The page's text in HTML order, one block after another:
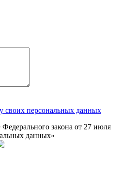
своих персональных данных
Федерального закона от 27 июля
данных»